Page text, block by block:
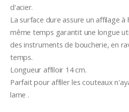
d'acier.
La surface dure assure un affilage
même temps garantit une longue
des instruments de boucherie, en
temps.
Longueur affiloir 14 cm.
Parfait pour affiler les couteaux
lame .